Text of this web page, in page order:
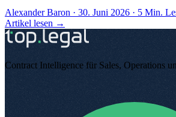
Alexander Baron · 30. Juni 2026 · 5 Min.
Artikel lesen →
Contract Intelligence für Sales, Operations